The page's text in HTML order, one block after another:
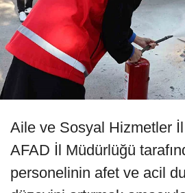
Aile ve Sosyal Hizmetler
AFAD İl Müdürlüğü
personelinin afet ve acil